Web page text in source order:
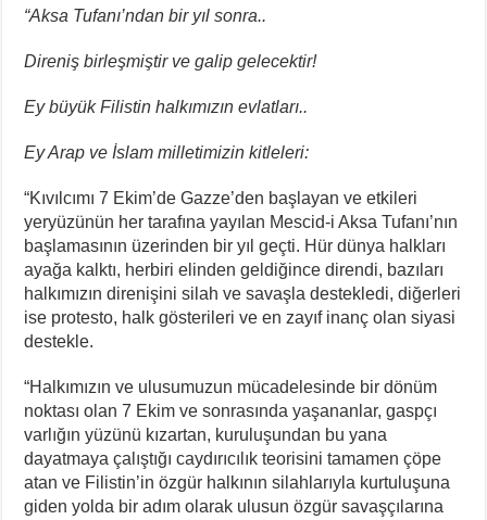
“Aksa Tufanı’ndan bir yıl sonra..
Direniş birleşmiştir ve galip gelecektir!
Ey büyük Filistin halkımızın evlatları..
Ey Arap ve İslam milletimizin kitleleri:
“Kıvılcımı 7 Ekim’de Gazze’den başlayan ve etkileri
yeryüzünün her tarafına yayılan Mescid-i Aksa Tufanı’nın
başlamasının üzerinden bir yıl geçti. Hür dünya halkları
ayağa kalktı, herbiri elinden geldiğince direndi, bazıları
halkımızın direnişini silah ve savaşla destekledi, diğerleri
ise protesto, halk gösterileri ve en zayıf inanç olan siyasi
destekle.
“Halkımızın ve ulusumuzun mücadelesinde bir dönüm
noktası olan 7 Ekim ve sonrasında yaşananlar, gaspçı
varlığın yüzünü kızartan, kuruluşundan bu yana
dayatmaya çalıştığı caydırıcılık teorisini tamamen çöpe
atan ve Filistin’in özgür halkının silahlarıyla kurtuluşuna
giden yolda bir adım olarak ulusun özgür savaşçılarına